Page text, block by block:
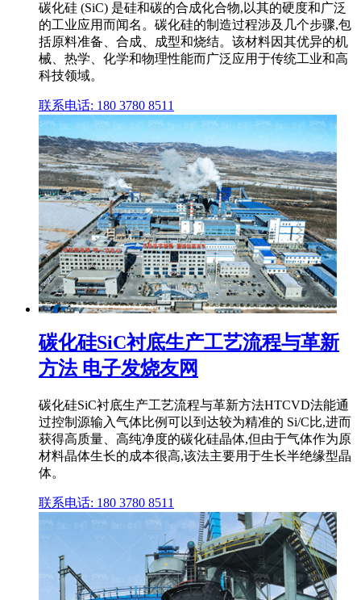
碳化硅 (SiC) 是硅和碳的合成化合物,以其的硬度和广泛
的工业应用而闻名。碳化硅的制造过程涉及几个步骤,包
括原料准备、合成、成型和烧结。该材料因其优异的机
械、热学、化学和物理性能而广泛应用于传统工业和高
科技领域。
联系电话: 180 3780 8511
碳化硅SiC衬底生产工艺流程与革新
方法 电子发烧友网
碳化硅SiC衬底生产工艺流程与革新方法HTCVD法能通
过控制源输入气体比例可以到达较为精准的 Si/C比,进而
获得高质量、高纯净度的碳化硅晶体,但由于气体作为原
材料晶体生长的成本很高,该法主要用于生长半绝缘型晶
体。
联系电话: 180 3780 8511